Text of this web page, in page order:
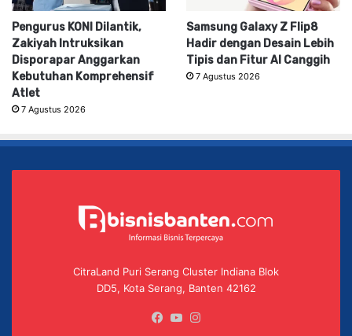
Pengurus KONI Dilantik,
Zakiyah Intruksikan
Disporapar Anggarkan
Kebutuhan Komprehensif
Atlet
7 Agustus 2026
Samsung Galaxy Z Flip8
Hadir dengan Desain Lebih
Tipis dan Fitur AI Canggih
7 Agustus 2026
CitraLand Puri Serang Cluster Indiana Blok
DD5, Kota Serang, Banten 42162
Facebook
YouTube